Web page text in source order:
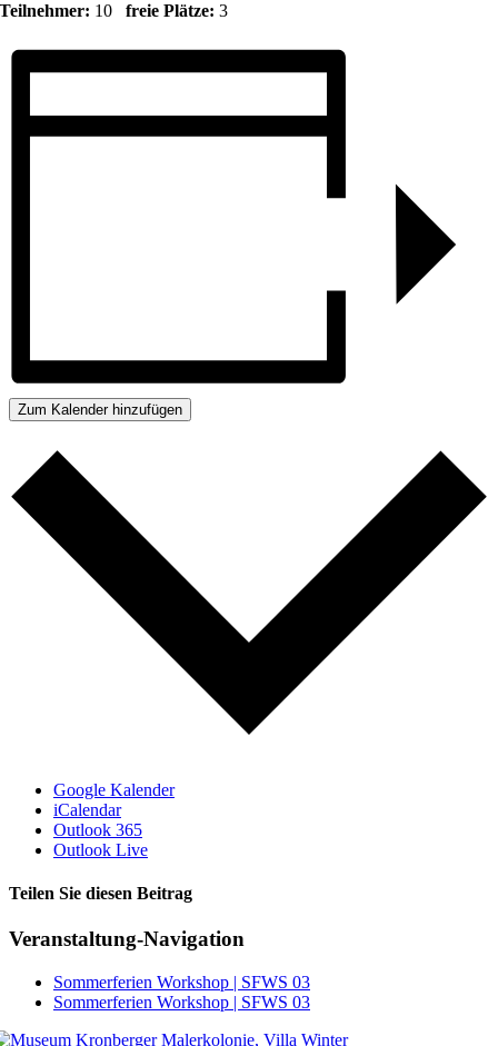
Teilnehmer: 10freie Plätze: 3
Zum Kalender hinzufügen
Google Kalender
iCalendar
Outlook 365
Outlook Live
Teilen Sie diesen Beitrag
Facebook
Veranstaltung-Navigation
Sommerferien Workshop | SFWS 03
Sommerferien Workshop | SFWS 03